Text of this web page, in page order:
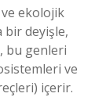
ekolojik
deyişle,
bu genleri
ve
içerir.